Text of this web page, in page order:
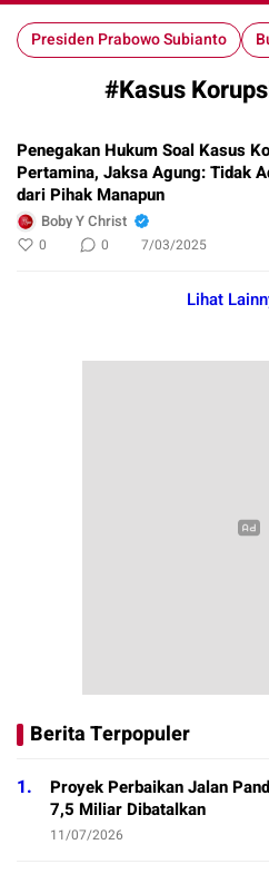
Presiden Prabowo Subianto
#Kasus
Penegakan Hukum Soal Kasus
Pertamina, Jaksa Agung: Tidak
dari Pihak Manapun
Boby Y Christ
0 0 7/03/2025
Lihat
Berita Terpopuler
1.
Proyek Perbaikan Jalan
7,5 Miliar Dibatalkan
11/07/2026